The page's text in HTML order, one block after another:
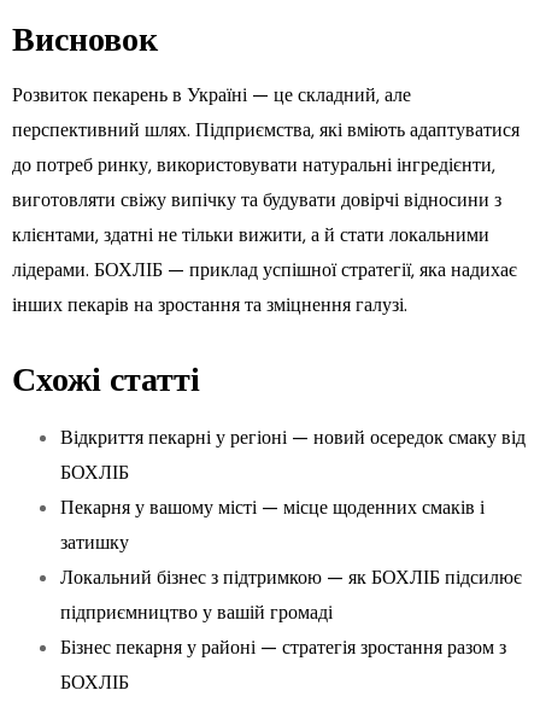
Висновок
Розвиток пекарень в Україні — це складний, але
перспективний шлях. Підприємства, які вміють адаптуватися
до потреб ринку, використовувати натуральні інгредієнти,
виготовляти свіжу випічку та будувати довірчі відносини з
клієнтами, здатні не тільки вижити, а й стати локальними
лідерами. БОХЛІБ — приклад успішної стратегії, яка надихає
інших пекарів на зростання та зміцнення галузі.
Схожі статті
Відкриття пекарні у регіоні — новий осередок смаку від
БОХЛІБ
Пекарня у вашому місті — місце щоденних смаків і
затишку
Локальний бізнес з підтримкою — як БОХЛІБ підсилює
підприємництво у вашій громаді
Бізнес пекарня у районі — стратегія зростання разом з
БОХЛІБ